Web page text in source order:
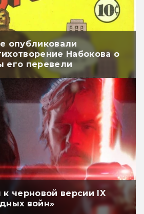
опубликовали
Набокова о
его перевели
черновой версии IX
войн»